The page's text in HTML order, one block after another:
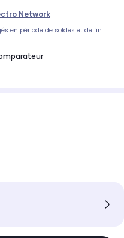
Network
en période de soldes et de fin